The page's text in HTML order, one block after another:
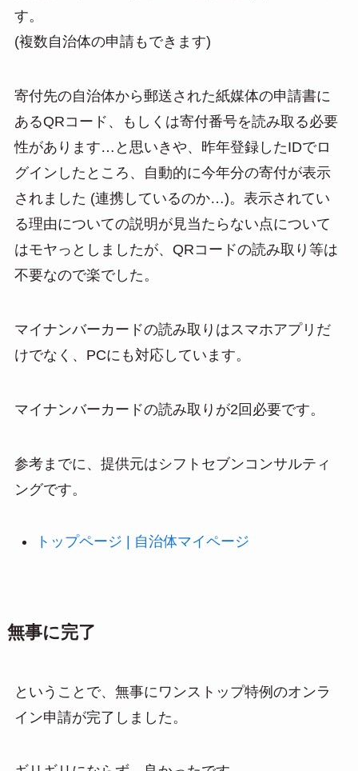
す。
(複数自治体の申請もできます)
寄付先の自治体から郵送された紙媒体の申請書に
あるQRコード、もしくは寄付番号を読み取る必要
性があります…と思いきや、昨年登録したIDでロ
グインしたところ、自動的に今年分の寄付が表示
されました (連携しているのか…)。表示されてい
る理由についての説明が見当たらない点について
はモヤっとしましたが、QRコードの読み取り等は
不要なので楽でした。
マイナンバーカードの読み取りはスマホアプリだ
けでなく、PCにも対応しています。
マイナンバーカードの読み取りが2回必要です。
参考までに、提供元はシフトセブンコンサルティ
ングです。
トップページ | 自治体マイページ
無事に完了
ということで、無事にワンストップ特例のオンラ
イン申請が完了しました。